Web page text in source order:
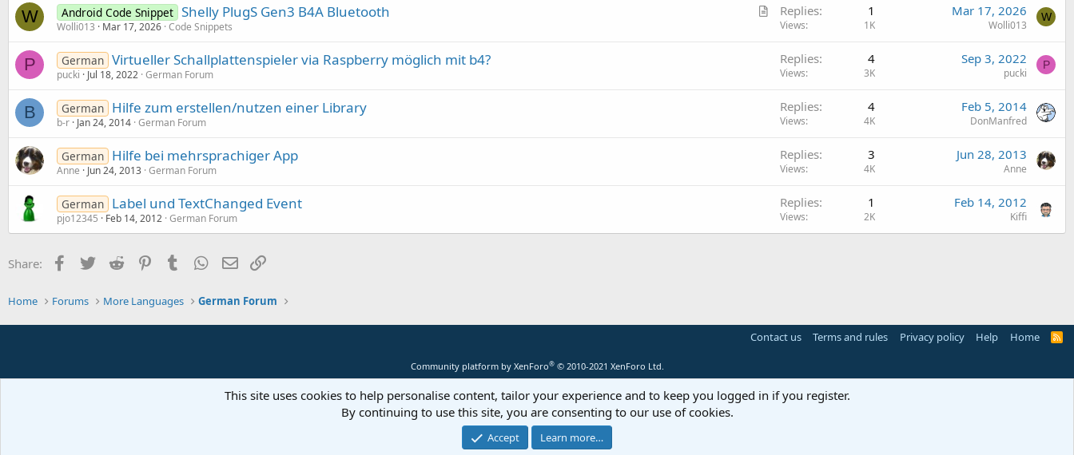
W
A
Android Code Snippet Shelly PlugS Gen3 B4A Bluetooth
Wolli013 Mar 17, 2026 Code Snippets
Replies 1
Views 1K
Mar 17, 2026
Wolli013
W
P German Virtueller Schallplattenspieler via Raspberry möglich mit b4?
pucki Jul 18, 2022 German Forum
Replies 4
Views 3K
Sep 3, 2022
pucki
P
B German Hilfe zum erstellen/nutzen einer Library
b-r Jan 24, 2014 German Forum
Replies 4
Views 4K
Feb 5, 2014
DonManfred
German Hilfe bei mehrsprachiger App
Anne Jun 24, 2013 German Forum
Replies 3
Views 4K
Jun 28, 2013
Anne
German Label und TextChanged Event
pjo12345 Feb 14, 2012 German Forum
Replies 1
Views 2K
Feb 14, 2012
Kiffi
Share: Facebook
Twitter Reddit PinterestTumblr WhatsApp
Email
Home Forums More Languages German Forum
Contact us Terms and rules Privacy policy Help Home
R
Community platform by XenForo® © 2010-2021 XenForo Ltd.
This site uses cookies to help personalise content, tailor your experience and to keep you logged in if you register.
By continuing to use this site, you are consenting to our use of cookies.
Accept Learn more…